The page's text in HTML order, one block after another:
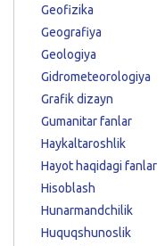
Geofizika
Geografiya
Geologiya
Gidrometeorologiya
Grafik dizayn
Gumanitar fanlar
Haykaltaroshlik
Hayot haqidagi fanlar
Hisoblash
Hunarmandchilik
Huquqshunoslik